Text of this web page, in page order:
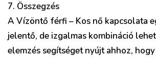
7. Összegzés
A Vízöntő férfi – Kos nő kapcsolata
jelentő, de izgalmas kombináció
elemzés segítséget nyújt ahhoz,